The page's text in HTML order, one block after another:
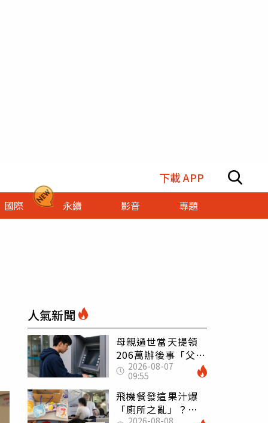
下載 APP
國際 永續 影音 專題
人氣新聞
母親過世當天提領
206萬辦後事「父子
遭判刑」 律師：
搶錢先下手是罪
2026-08-07
09:55
飛機餐發這果汁爆
「廁所之亂」？乘
2026-08-08